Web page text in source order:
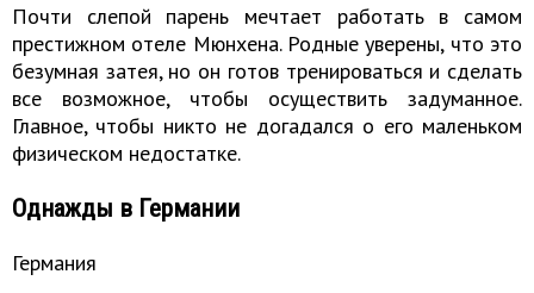
Почти слепой парень мечтает работать в самом
престижном отеле Мюнхена. Родные уверены, что это
безумная затея, но он готов тренироваться и сделать
все возможное, чтобы осуществить задуманное.
Главное, чтобы никто не догадался о его маленьком
физическом недостатке.
Однажды в Германии
Германия